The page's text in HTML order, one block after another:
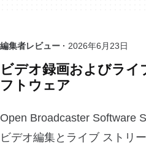
編集者レビュー · 2026年6月23日
ビデオ録画およびライ
フトウェア
Open Broadcaster Software
ビデオ編集とライブ ストリ